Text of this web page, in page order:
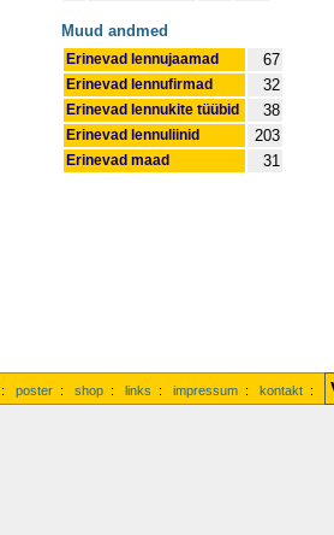
Muud andmed
Erinevad lennujaamad 67
Erinevad lennufirmad 32
Erinevad lennukite tüübid 38
Erinevad lennuliinid 203
Erinevad maad 31
: poster : shop : links : impressum : kontakt :